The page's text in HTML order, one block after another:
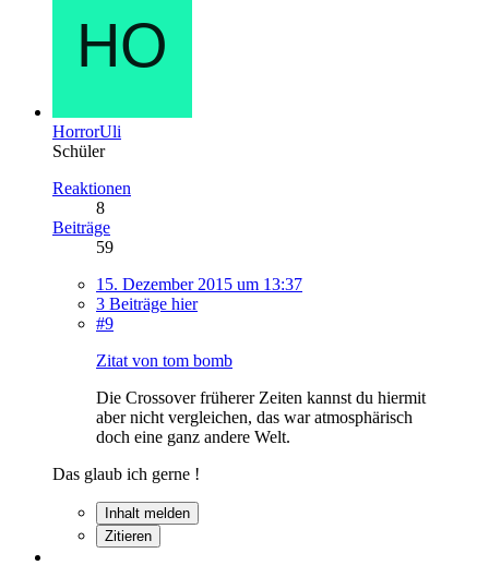
HorrorUli
Schüler
Reaktionen
8
Beiträge
59
15. Dezember 2015 um 13:37
3 Beiträge hier
#9
Zitat von tom bomb
Die Crossover früherer Zeiten kannst du hiermit
aber nicht vergleichen, das war atmosphärisch
doch eine ganz andere Welt.
Das glaub ich gerne !
Inhalt melden
Zitieren